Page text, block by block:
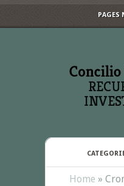
PAGES
Home »